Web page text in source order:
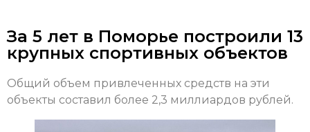
За 5 лет в Поморье построили 13
крупных спортивных объектов
Общий объем привлеченных средств на эти
объекты составил более 2,3 миллиардов рублей.